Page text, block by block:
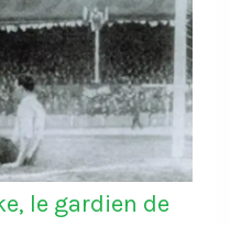
le gardien de